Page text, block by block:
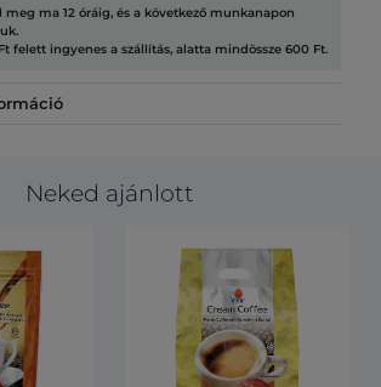
meg ma 12 óráig, és a következő munkanapon
felett ingyenes a szállítás, alatta mindössze 600 Ft.
Neked ajánlott